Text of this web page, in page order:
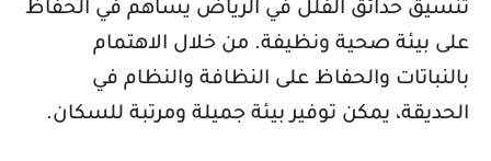
تنسيق حدائق الفلل في الرياض يساهم في الحفاظ
على بيئة صحية ونظيفة. من خلال الاهتمام
بالنباتات والحفاظ على النظافة والنظام في
الحديقة، يمكن توفير بيئة جميلة ومرتبة للسكان.